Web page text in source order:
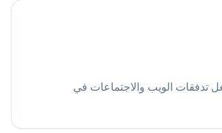
تدفقات الويب والاجتماعات في